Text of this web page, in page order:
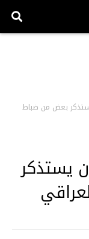
يستذكر بعض من ضباط
يستذكر